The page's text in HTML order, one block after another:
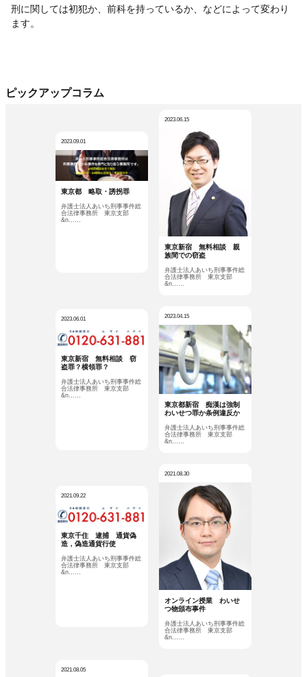
刑に関しては初犯か、前科を持っているか、などによって変わり
ます。
ピックアップコラム
2023.09.01
東京都 略取・誘拐罪
弁護士法人あいち刑事事件総
合法律事務所 東京支部
&n……
2023.06.15
東京新宿 無料相談 親
族間での窃盗
弁護士法人あいち刑事事件総
合法律事務所 東京支部
&n……
2023.06.01
東京新宿 無料相談 窃
盗罪？横領罪？
弁護士法人あいち刑事事件総
合法律事務所 東京支部
&n……
2023.04.15
東京都新宿 痴漢は強制
わいせつ罪か条例違反か
弁護士法人あいち刑事事件総
合法律事務所 東京支部
&n……
2021.09.22
東京千住 逮捕 通貨偽
造，偽造通貨行使
弁護士法人あいち刑事事件総
合法律事務所 東京支部
&n……
2021.08.30
オンライン授業 わいせ
つ物頒布事件
弁護士法人あいち刑事事件総
合法律事務所 東京支部
&n……
2021.08.05